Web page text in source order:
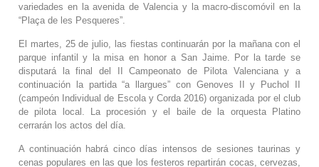
variedades en la avenida de Valencia y la macro-discomóvil en la
“Plaça de les Pesqueres”.
El martes, 25 de julio, las fiestas continuarán por la mañana con el
parque infantil y la misa en honor a San Jaime. Por la tarde se
disputará la final del II Campeonato de Pilota Valenciana y a
continuación la partida “a llargues” con Genoves II y Puchol II
(campeón Individual de Escola y Corda 2016) organizada por el club
de pilota local. La procesión y el baile de la orquesta Platino
cerrarán los actos del día.
A continuación habrá cinco días intensos de sesiones taurinas y
cenas populares en las que los festeros repartirán cocas, cervezas,